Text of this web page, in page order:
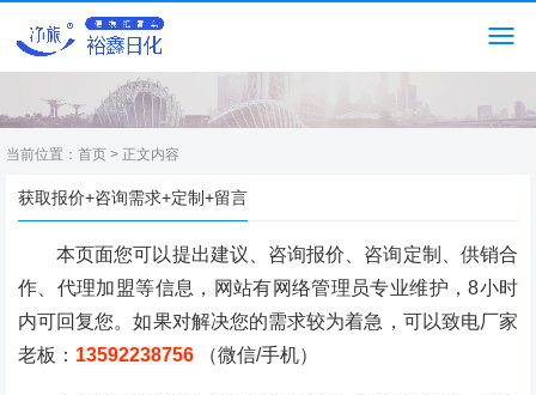
当前位置： 首页 > 正文内容
获取报价+咨询需求+定制+留言
本页面您可以提出建议、咨询报价、咨询定制、供销合
作、代理加盟等信息，网站有网络管理员专业维护，8小时
内可回复您。如果对解决您的需求较为着急，可以致电厂家
老板： 13592238756 （微信/手机）